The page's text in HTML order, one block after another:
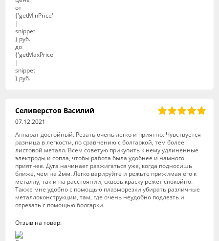
Селиверстов Василий
07.12.2021
Аппарат достойный. Резать очень легко и приятно. Чувствуется
разница в легкости, по сравнению с болгаркой, тем более
листовой металл. Всем советую прикупить к нему удлиненные
электроды и сопла, чтобы работа была удобнее и намного
приятнее. Дуга начинает разжигаться уже, когда подносишь
ближе, чем на 2мм. Легко варируйте и режьте прижимая его к
металлу, так и на расстоянии, сквозь краску режет спокойно.
Также мне удобно с помощью плазморезки убирать различные
металлоконструкции, там, где очень неудобно подлезть и
отрезать с помощью болгарки.
Отзыв на товар: